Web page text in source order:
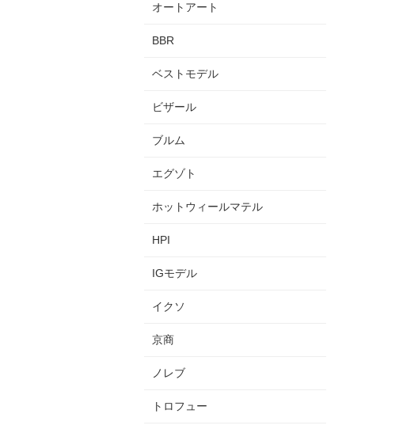
オートアート
BBR
ベストモデル
ビザール
ブルム
エグゾト
ホットウィールマテル
HPI
IGモデル
イクソ
京商
ノレブ
トロフュー